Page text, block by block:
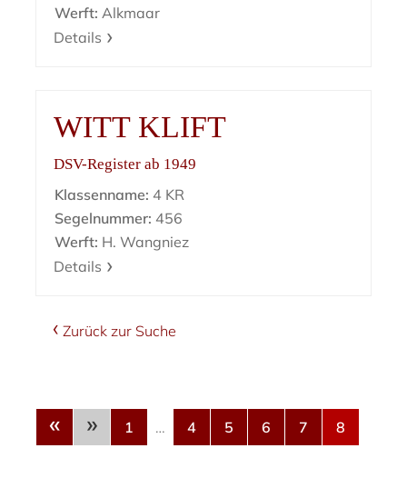
Werft: Alkmaar
Details
WITT KLIFT
DSV-Register ab 1949
Klassenname: 4 KR
Segelnummer: 456
Werft: H. Wangniez
Details
Zurück zur Suche
« » 1 … 4 5 6 7 8